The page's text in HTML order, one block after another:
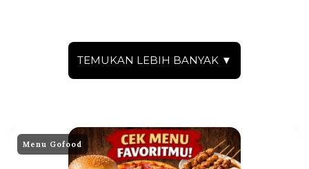
TEMUKAN LEBIH BANYAK ▼
Menu Gofood